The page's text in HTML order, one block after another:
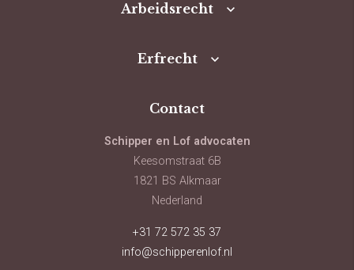
Arbeidsrecht
Erfrecht
Contact
Schipper en Lof advocaten
Keesomstraat 6B
1821 BS Alkmaar
Nederland
+31 72 572 35 37
info@schipperenlof.nl